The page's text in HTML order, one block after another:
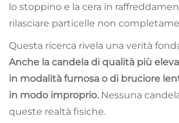
lo stoppino e la cera in
rilasciare particelle non
Questa ricerca rivela una verità
Anche la candela di qualità più
in modalità fumosa o di bruciore
in modo improprio. Nessuna
queste realtà fisiche.